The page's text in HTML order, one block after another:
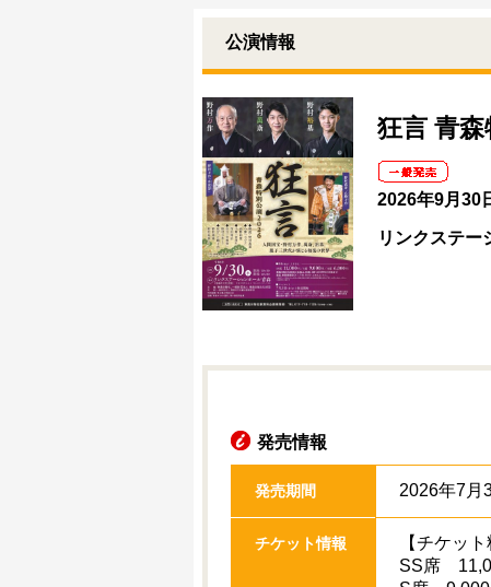
公演情報
狂言 青
2026年9月30
リンクステー
発売情報
発売期間 2026年7月
チケット情報
【チケッ
SS席